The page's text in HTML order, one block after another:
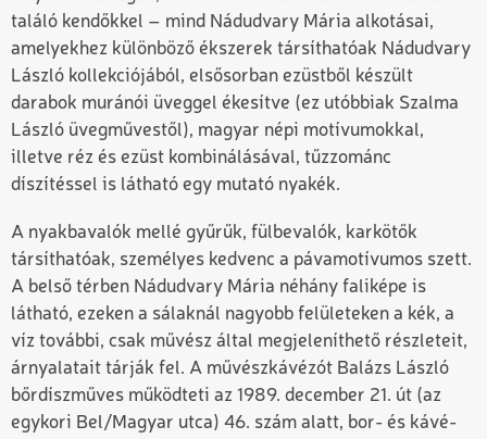
találó kendőkkel – mind Nádudvary Mária alkotásai,
amelyekhez különböző ékszerek társíthatóak Nádudvary
László kollekciójából, elsősorban ezüstből készült
darabok muránói üveggel ékesítve (ez utóbbiak Szalma
László üvegművestől), magyar népi motívumokkal,
illetve réz és ezüst kombinálásával, tűzzománc
díszítéssel is látható egy mutató nyakék.
A nyakbavalók mellé gyűrűk, fülbevalók, karkötők
társíthatóak, személyes kedvenc a pávamotívumos szett.
A belső térben Nádudvary Mária néhány faliképe is
látható, ezeken a sálaknál nagyobb felületeken a kék, a
víz további, csak művész által megjeleníthető részleteit,
árnyalatait tárják fel. A művészkávézót Balázs László
bőrdíszműves működteti az 1989. december 21. út (az
egykori Bel/Magyar utca) 46. szám alatt, bor- és kávé-